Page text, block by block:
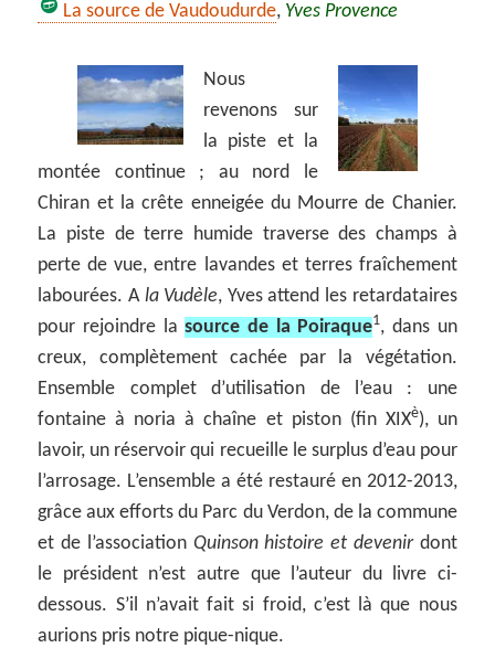
La source de Vaudoudurde, Yves Provence
Nous
revenons sur
la piste et la
montée continue ; au nord le
Chiran et la crête enneigée du Mourre de Chanier.
La piste de terre humide traverse des champs à
perte de vue, entre lavandes et terres fraîchement
labourées. A la Vudèle, Yves attend les retardataires
pour rejoindre lasource de la Poiraque1, dans un
creux, complètement cachée par la végétation.
Ensemble complet d’utilisation de l’eau : une
fontaine à noria à chaîne et piston (fin XIXè), un
lavoir, un réservoir qui recueille le surplus d’eau pour
l’arrosage. L’ensemble a été restauré en 2012-2013,
grâce aux efforts du Parc du Verdon, de la commune
et de l’association Quinson histoire et devenirdont
le président n’est autre que l’auteur du livre ci-
dessous. S’il n’avait fait si froid, c’est là que nous
aurions pris notre pique-nique.